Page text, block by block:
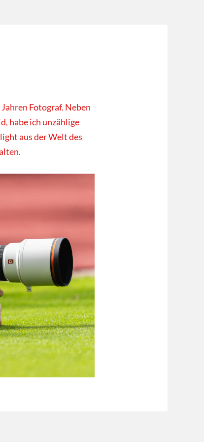
Fotograf. Neben
habe ich unzählige
aus der Welt des